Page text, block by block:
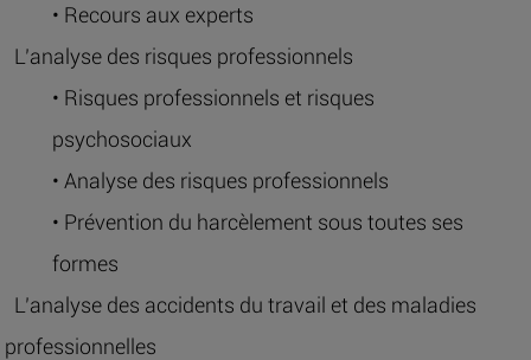
• Recours aux experts
L’analyse des risques professionnels
• Risques professionnels et risques
psychosociaux
• Analyse des risques professionnels
• Prévention du harcèlement sous toutes ses
formes
L’analyse des accidents du travail et des maladies
professionnelles